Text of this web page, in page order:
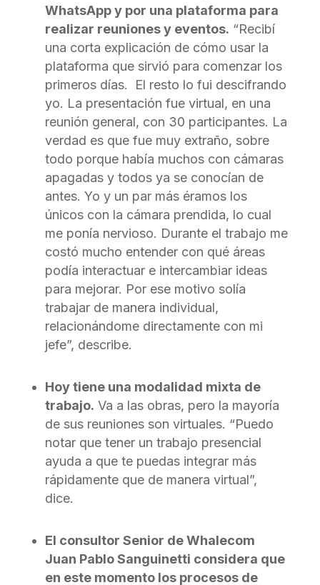
WhatsApp y por una plataforma para
realizar reuniones y eventos. “Recibí
una corta explicación de cómo usar la
plataforma que sirvió para comenzar los
primeros días. El resto lo fui descifrando
yo. La presentación fue virtual, en una
reunión general, con 30 participantes. La
verdad es que fue muy extraño, sobre
todo porque había muchos con cámaras
apagadas y todos ya se conocían de
antes. Yo y un par más éramos los
únicos con la cámara prendida, lo cual
me ponía nervioso. Durante el trabajo me
costó mucho entender con qué áreas
podía interactuar e intercambiar ideas
para mejorar. Por ese motivo solía
trabajar de manera individual,
relacionándome directamente con mi
jefe”, describe.
Hoy tiene una modalidad mixta de
trabajo. Va a las obras, pero la mayoría
de sus reuniones son virtuales. “Puedo
notar que tener un trabajo presencial
ayuda a que te puedas integrar más
rápidamente que de manera virtual”,
dice.
El consultor Senior de Whalecom
Juan Pablo Sanguinetti considera que
en este momento los procesos de